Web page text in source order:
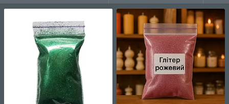
— надають мильним виробам
естетичного вигляду (тільки косметичні гліттери);
Скрапбукінгу, кардмейкінгу, декору упаковки—
для додання святкового настрою й акцентів;
Рукоділля та творчих експериментів з дітьми—
безпечні у використанні, легко змиваються з поверхонь.